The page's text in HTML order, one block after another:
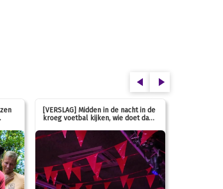
[VERSLAG] Midden in de nacht in de
kroeg voetbal kijken, wie doet dan